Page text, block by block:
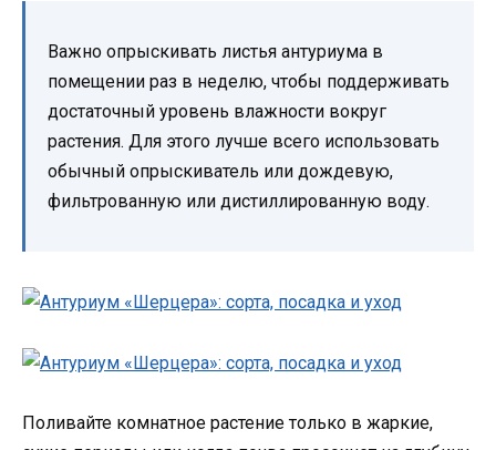
Важно опрыскивать листья антуриума в
помещении раз в неделю, чтобы поддерживать
достаточный уровень влажности вокруг
растения. Для этого лучше всего использовать
обычный опрыскиватель или дождевую,
фильтрованную или дистиллированную воду.
Поливайте комнатное растение только в жаркие,